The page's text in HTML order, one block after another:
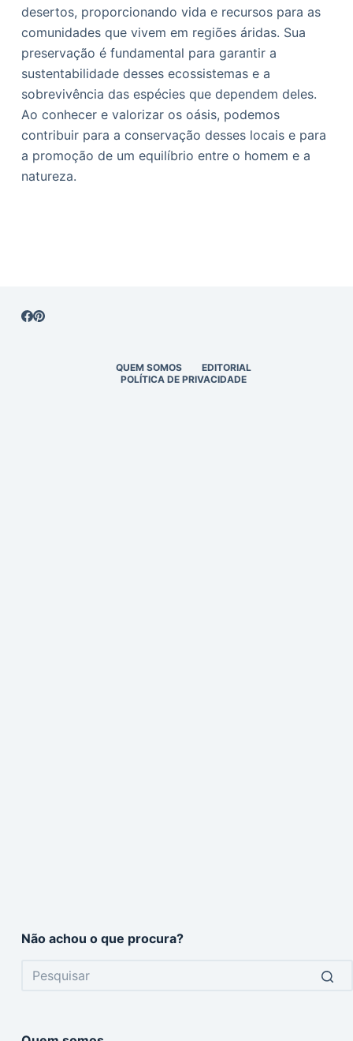
desertos, proporcionando vida e recursos para as
comunidades que vivem em regiões áridas. Sua
preservação é fundamental para garantir a
sustentabilidade desses ecossistemas e a
sobrevivência das espécies que dependem deles.
Ao conhecer e valorizar os oásis, podemos
contribuir para a conservação desses locais e para
a promoção de um equilíbrio entre o homem e a
natureza.
QUEM SOMOS
EDITORIAL
POLÍTICA DE PRIVACIDADE
Não achou o que procura?